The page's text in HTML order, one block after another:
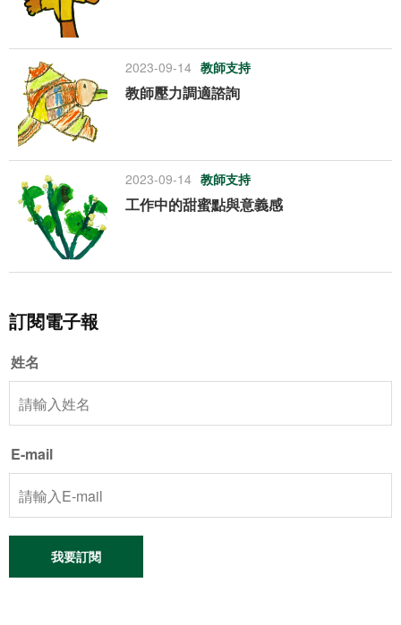
2023-09-14 教師支持
教師壓力調適諮詢
2023-09-14 教師支持
工作中的甜蜜點與意義感
訂閱電子報
姓名
E-mail
我要訂閱